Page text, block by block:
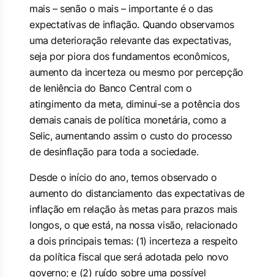
mais – senão o mais – importante é o das
expectativas de inflação. Quando observamos
uma deterioração relevante das expectativas,
seja por piora dos fundamentos econômicos,
aumento da incerteza ou mesmo por percepção
de leniência do Banco Central com o
atingimento da meta, diminui-se a potência dos
demais canais de política monetária, como a
Selic, aumentando assim o custo do processo
de desinflação para toda a sociedade.
Desde o início do ano, temos observado o
aumento do distanciamento das expectativas de
inflação em relação às metas para prazos mais
longos, o que está, na nossa visão, relacionado
a dois principais temas: (1) incerteza a respeito
da política fiscal que será adotada pelo novo
governo; e (2) ruído sobre uma possível